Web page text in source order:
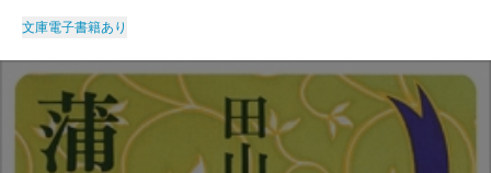
文庫電子書籍あり